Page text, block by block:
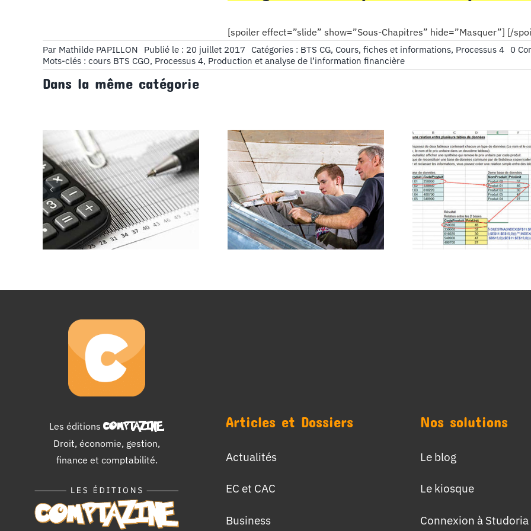
[spoiler effect=”slide” show=”Sous-Chapitres” hide=”Masquer”] [/
Par Mathilde PAPILLON Publié le : 20 juillet 2017 Catégories : BTS CG, Cours, fiches et informations, Processus 4 0
Mots-clés : cours BTS CGO, Processus 4, Production et analyse de l’information financière
Dans la même catégorie
Les soldes
intermédiaires de
gestion
Déroulement d’un
stage
Le salarié doit être
polyvalent
Les éditions COMPTAZINE.
Droit, économie, gestion,
finance et comptabilité.
Articles et Dossiers
Actualités
EC et CAC
Business
Nos solutions
Le blog
Le kiosque
Connexion à Studoria